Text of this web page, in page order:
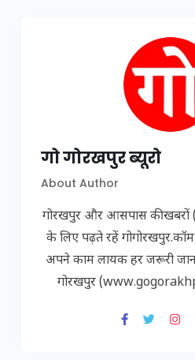
गो गोरखपुर ब्यूरो
About Author
गोरखपुर और आसपास की
के लिए पढ़ते रहें
अपने काम लायक हर जरूरी
गोरखपुर